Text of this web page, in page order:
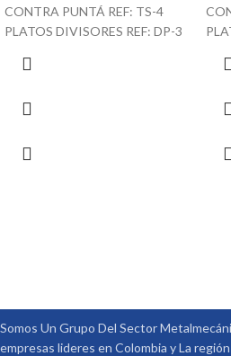
CONTRA PUNTÁ REF: TS-4
PLATOS DIVISORES REF: DP-3
Somos Un Grupo Del Sector
empresas lideres en Colombia y La